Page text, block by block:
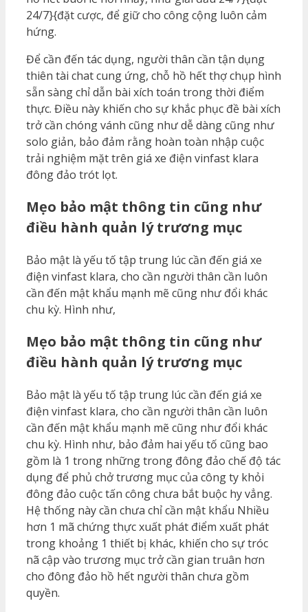
24/7}{đặt cược, để giữ cho công cộng luôn cảm
hứng.
Để cần đến tác dụng, người thân cần tận dụng
thiên tài chat cung ứng, chỗ hồ hết thợ chụp hình
sẵn sàng chỉ dẫn bài xích toán trong thời điểm
thực. Điều này khiến cho sự khắc phục đề bài xích
trở cần chóng vánh cũng như dễ dàng cũng như
solo giản, bảo đảm rằng hoàn toàn nhập cuộc
trải nghiệm mặt trên giá xe điện vinfast klara
đông đảo trót lọt.
Mẹo bảo mật thông tin cũng như
điều hành quản lý trương mục
Bảo mật là yếu tố tập trung lúc cần đến giá xe
điện vinfast klara, cho cần người thân cần luôn
cần đến mật khẩu mạnh mẽ cũng như đổi khác
chu kỳ. Hình như,
Mẹo bảo mật thông tin cũng như
điều hành quản lý trương mục
Bảo mật là yếu tố tập trung lúc cần đến giá xe
điện vinfast klara, cho cần người thân cần luôn
cần đến mật khẩu mạnh mẽ cũng như đổi khác
chu kỳ. Hình như, bảo đảm hai yếu tố cũng bao
gồm là 1 trong những trong đông đảo chế độ tác
dụng để phủ chở trương mục của công ty khỏi
đông đảo cuộc tấn công chưa bắt buộc hy vẳng.
Hệ thống này cần chưa chỉ cần mật khẩu Nhiều
hơn 1 mã chứng thực xuất phát điểm xuất phát
trong khoảng 1 thiết bị khác, khiến cho sự tróc
nã cập vào trương mục trở cần gian truân hơn
cho đông đảo hồ hết người thân chưa gồm
quyền.